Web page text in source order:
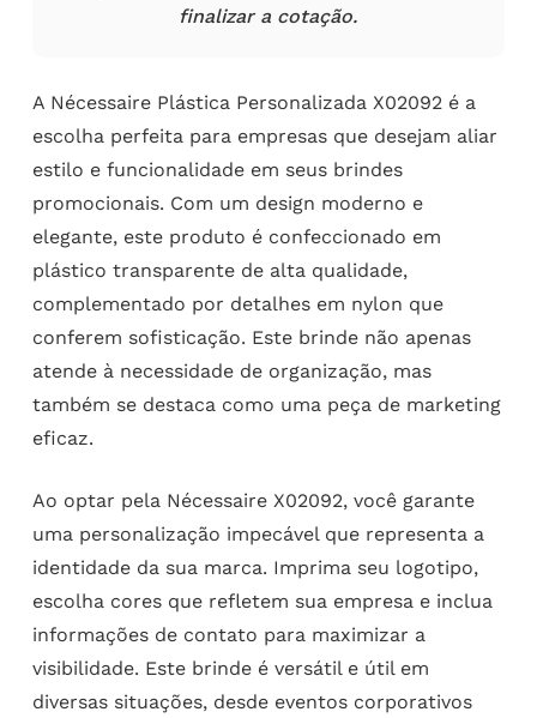
finalizar a cotação.
A Nécessaire Plástica Personalizada X02092 é a
escolha perfeita para empresas que desejam aliar
estilo e funcionalidade em seus brindes
promocionais. Com um design moderno e
elegante, este produto é confeccionado em
plástico transparente de alta qualidade,
complementado por detalhes em nylon que
conferem sofisticação. Este brinde não apenas
atende à necessidade de organização, mas
também se destaca como uma peça de marketing
eficaz.
Ao optar pela Nécessaire X02092, você garante
uma personalização impecável que representa a
identidade da sua marca. Imprima seu logotipo,
escolha cores que refletem sua empresa e inclua
informações de contato para maximizar a
visibilidade. Este brinde é versátil e útil em
diversas situações, desde eventos corporativos